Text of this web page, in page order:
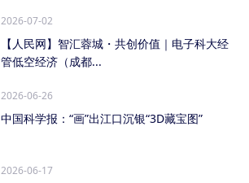
2026-07-02
【人民网】智汇蓉城・共创价值｜电子科大经
管低空经济（成都...
2026-06-26
中国科学报：“画”出江口沉银“3D藏宝图”
2026-06-17